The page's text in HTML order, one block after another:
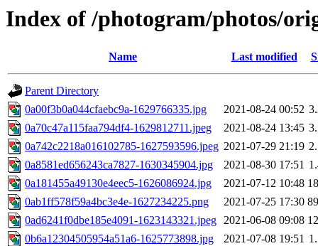
Index of /photogram/photos/
Name Last modified
Parent Directory
0a00f3b0a044cfaebc9a-1629766335.jpg
2021-08-24 00:52
0a70c47a115faa794df4-1629812711.jpeg
2021-08-24 13:45
0a742c2218a016102785-1627593596.jpeg 2021-07-29 21:19
0a8581ed656243ca7827-1630345904.jpg
2021-08-30 17:51
0a181455a49130e4eec5-1626086924.jpg
2021-07-12 10:48
0ab1ff578f59a4bc3e4e-1627234225.png
2021-07-25 17:30
0ad6241f0dbe185e4091-1623143321.jpeg 2021-06-08 09:08
0b6a12304505954a51a6-1625773898.jpg
2021-07-08 19:51